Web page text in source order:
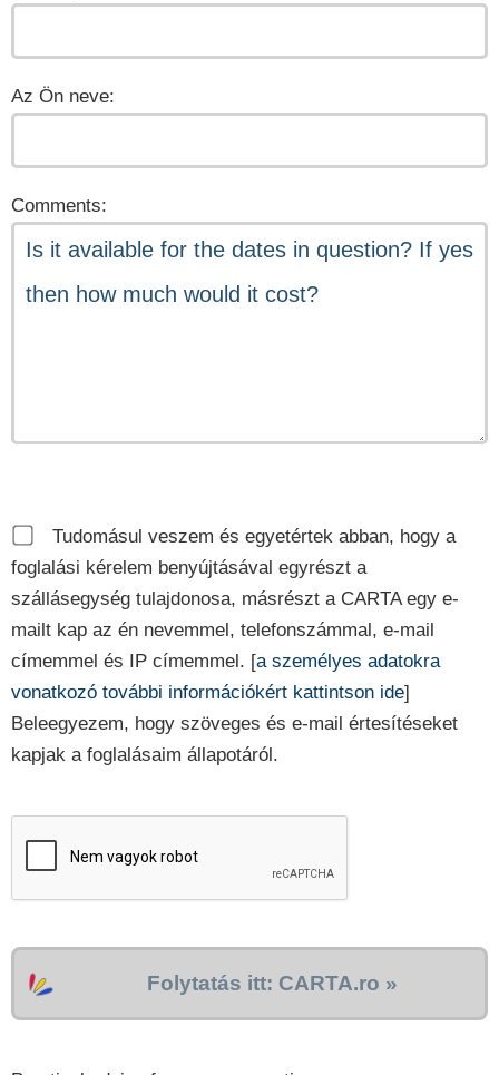
Az Ön neve:
Comments:
Tudomásul veszem és egyetértek abban, hogy a
foglalási kérelem benyújtásával egyrészt a
szállásegység tulajdonosa, másrészt a CARTA egy e-
mailt kap az én nevemmel, telefonszámmal, e-mail
címemmel és IP címemmel. [a személyes adatokra
vonatkozó további információkért kattintson ide]
Beleegyezem, hogy szöveges és e-mail értesítéseket
kapjak a foglalásaim állapotáról.
Folytatás itt: CARTA.ro »